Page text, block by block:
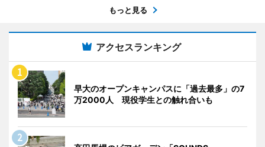
もっと見る
アクセスランキング
早大のオープンキャンパスに「過去最多」の7
万2000人 現役学生との触れ合いも